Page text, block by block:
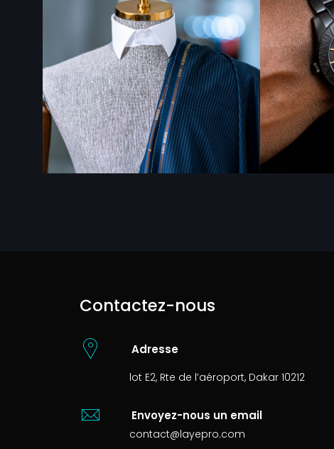
Contactez-nous
Adresse
lot E2, Rte de l’aéroport, Dakar 10212
Envoyez-nous un email
contact@layepro.com